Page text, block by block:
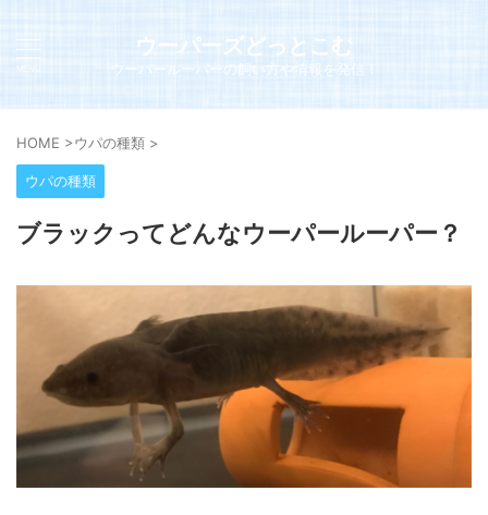
ウーパーズどっとこむ
ウーパールーパーの飼い方や情報を発信！
HOME >ウパの種類 >
ウパの種類
ブラックってどんなウーパールーパー？